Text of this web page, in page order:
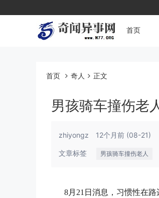
首页
首页 奇人 正文
男孩骑车撞伤老
zhiyongz 12个月前 (08-21)
文章标签 男孩骑车撞伤老人
8月21日消息，习惯性在